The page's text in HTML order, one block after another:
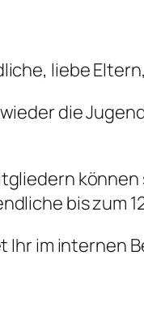
liebe Eltern,
die
können
bis zum
Ihr im internen